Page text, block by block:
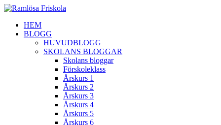
HEM
BLOGG
HUVUDBLOGG
SKOLANS BLOGGAR
Skolans bloggar
Förskoleklass
Årskurs 1
Årskurs 2
Årskurs 3
Årskurs 4
Årskurs 5
Årskurs 6